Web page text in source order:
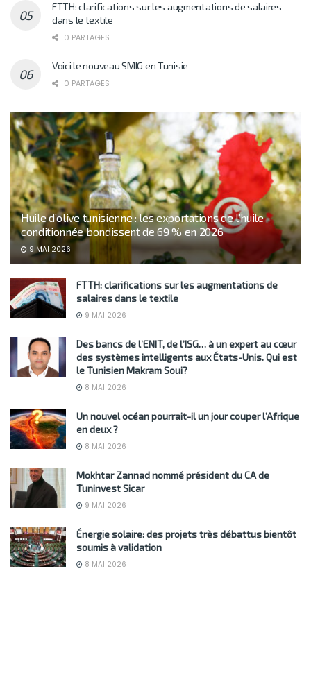
FTTH: clarifications sur les augmentations de salaires
dans le textile
0 PARTAGES
Voici le nouveau SMIG en Tunisie
0 PARTAGES
Huile d’olive tunisienne : les exportations de l’huile
conditionnée bondissent de 69 % en 2026
9 MAI 2026
FTTH: clarifications sur les augmentations de
salaires dans le textile
9 MAI 2026
Des bancs de l’ENIT, de l’ISG… à un expert au cœur
des systèmes intelligents aux États-Unis. Qui est
le Tunisien Makram Soui?
8 MAI 2026
Un nouvel océan pourrait-il un jour couper l’Afrique
en deux ?
8 MAI 2026
Mokhtar Zannad nommé président du CA de
Tuninvest Sicar
9 MAI 2026
Énergie solaire: des projets très débattus bientôt
soumis à validation
8 MAI 2026